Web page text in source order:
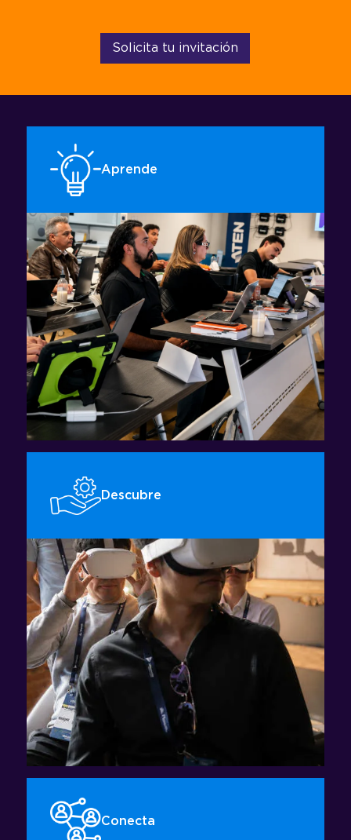
Solicita tu invitación
Aprende
Conferencias, paneles y presentaciones sobre
tendencias, casos de uso y tecnologías
aplicadas.
Descubre
Conoce soluciones audiovisuales de fabricantes
líderes y explora nuevas posibilidades para tus
proyectos.
Conecta